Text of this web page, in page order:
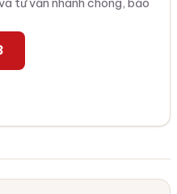
tư vấn nhanh chóng, bảo